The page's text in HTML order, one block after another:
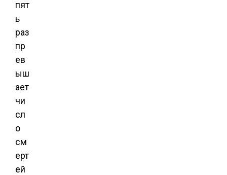
пят
ь
раз
пр
ев
ыш
ает
чи
сл
о
см
ерт
ей